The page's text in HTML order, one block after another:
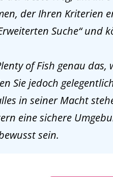
der Ihren Kriterien
Suche“
of Fish genau
Sie jedoch
in seiner Macht
eine sichere
sein.